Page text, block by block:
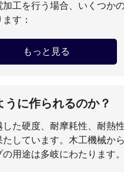
工を行う場合、いくつか
す：
もっと見る
に作られるのか？
た硬度、耐摩耗性、耐熱
しています。木工機械か
用途は多岐にわたります。